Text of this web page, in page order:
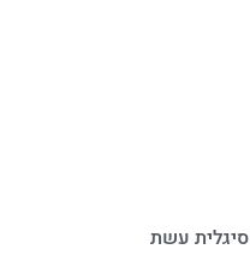
סיגלית עשת